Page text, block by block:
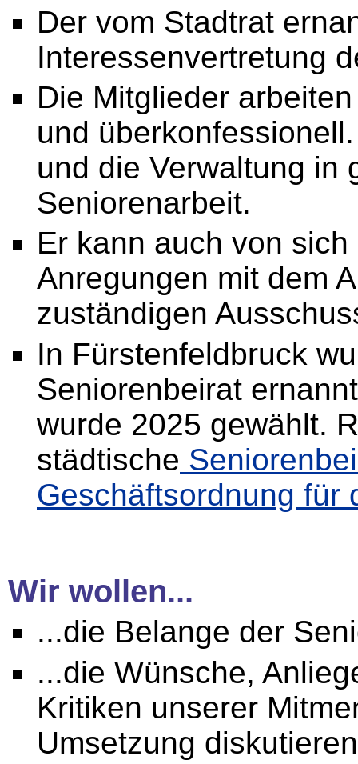
Der vom Stadtrat
Interessenvertretung
Die Mitglieder
und
und die Verwaltung in
Seniorenarbeit.
Er kann auch von
Anregungen mit dem
zuständigen
In Fürstenfeldbruck
Seniorenbeirat
wurde 2025 gewählt.
städtische
Geschäftsordnung für
Wir wollen...
...die Belange der
...die Wünsche,
Kritiken unserer
Umsetzung diskutieren